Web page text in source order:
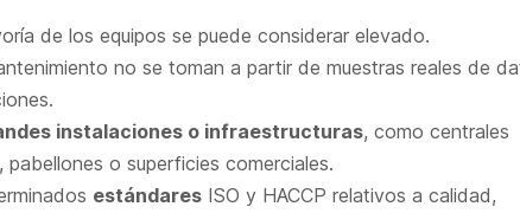
de los equipos se puede considerar elevado.
no se toman a partir de muestras reales de
instalaciones o infraestructuras, como centrales
o superficies comerciales.
estándares ISO y HACCP relativos a calidad,